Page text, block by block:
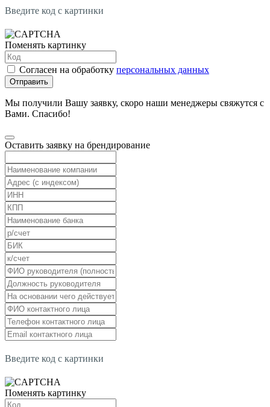
Введите код с картинки
Поменять картинку
Согласен на обработку персональных данных
Отправить
Мы получили Вашу заявку, скоро наши менеджеры свяжутся с
Вами. Спасибо!
Оставить заявку на брендирование
Введите код с картинки
Поменять картинку